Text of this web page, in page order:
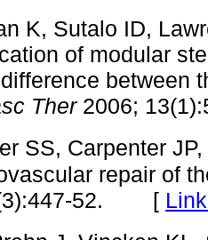
K, Sutalo ID,
of modular
between
Ther2006;
SS, Carpenter
repair of
52. [